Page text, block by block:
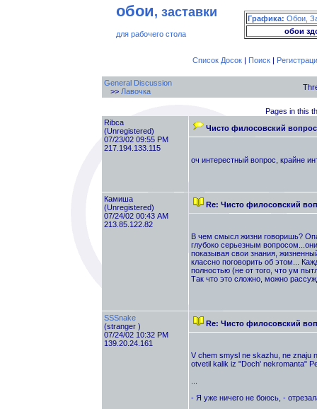
обои, заставки
для рабочего стола
Графика: Обои,
обои
Список Досок| Поиск|
General Discussion
>> Лавочка
Pages in this
Ribca
(Unregistered)
07/23/02 09:55 PM
217.194.133.115
Чисто филосовский
оч интерестный вопрос, крайне
Камиша
(Unregistered)
07/24/02 00:43 AM
213.85.122.82
Re: Чисто филосовский
В чем смысл жизни говоришь?
глубоко серьезным
показывая свои знания,
классно поговорить об этом...
полностью (не от того, что ум
Так что это сложно, можно
SSSnake
(stranger )
07/24/02 10:32 PM
139.20.24.161
Re: Чисто филосовский
V chem smysl ne skazhu, ne znaju
otvetil kalik iz "Doch' nekromanta"
- Я уже ничего не боюсь, -